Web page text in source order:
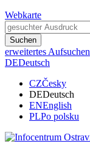
Webkarte
Suchen
erweitertes Aufsuchen
DEDeutsch
CZČesky
DEDeutsch
ENEnglish
PLPo polsku